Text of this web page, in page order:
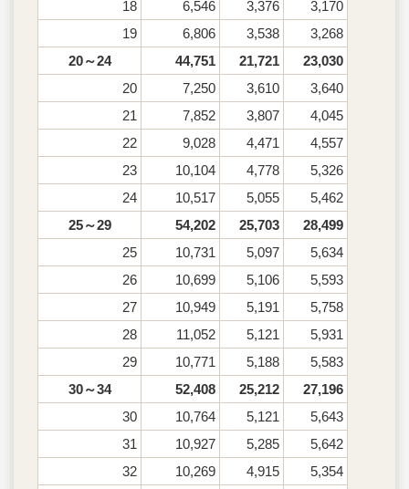
18 6,546 3,376
3,170
19
6,806 3,538
3,268
20～24
44,751 21,721
23,030
20
7,250 3,610
3,640
21
7,852 3,807
4,045
22
9,028 4,471
4,557
23
10,104 4,778
5,326
24
10,517 5,055
5,462
25～29
54,202 25,703
28,499
25
10,731 5,097
5,634
26
10,699 5,106
5,593
27
10,949 5,191
5,758
28
11,052 5,121
5,931
29
10,771 5,188
5,583
30～34
52,408 25,212
27,196
30
10,764 5,121
5,643
31
10,927 5,285
5,642
32
10,269 4,915
5,354